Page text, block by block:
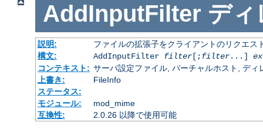
AddInputFilter ディ
説明:
ファイルの拡張子をクライアントのリクエス
構文:
AddInputFilter filter[;filter...]
コンテキスト: サーバ設定ファイル, バーチャルホスト, ディ
上書き:
FileInfo
ステータス:
モジュール:
mod_mime
互換性:
2.0.26 以降で使用可能